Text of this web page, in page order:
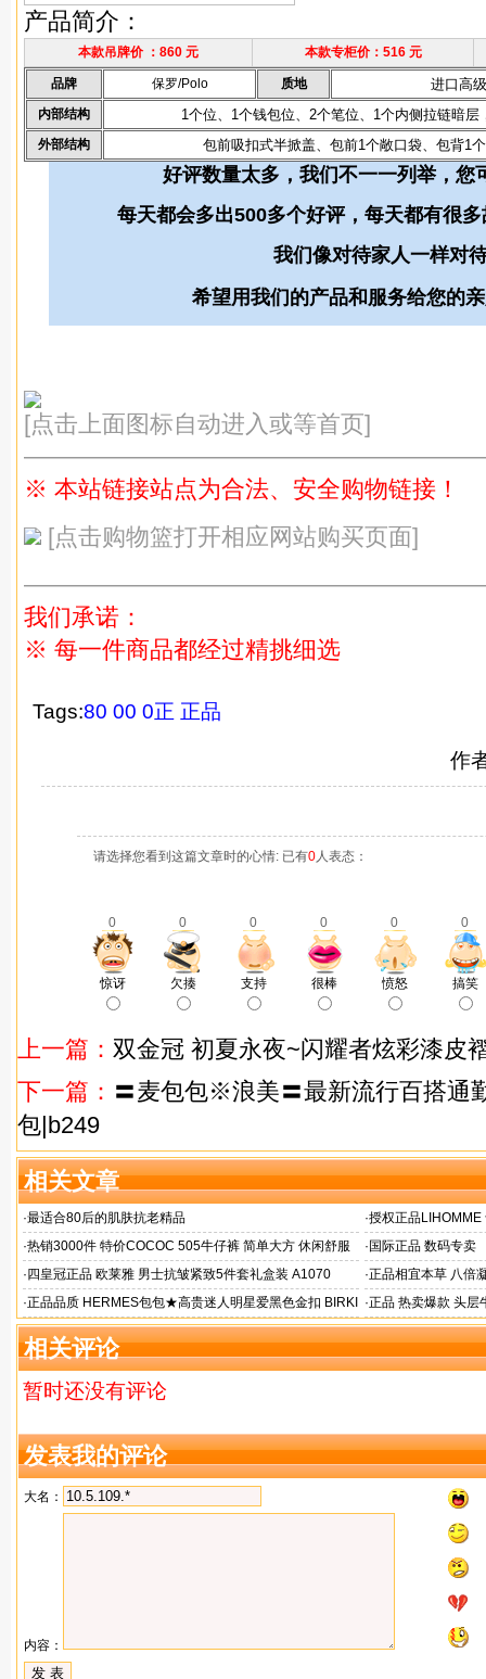
产品简介：
本款吊牌价 ： 860 元 本款专柜价： 516 元
品牌 保罗/Polo 质地 进口高
内部结构 1个位、1个钱包位、2个笔位、1个内侧拉链暗层
外部结构 包前吸扣式半掀盖、包前1个敞口袋、包背1
好评数量太多，我们不一一列举，您
每天都会多出500多个好评，每天都有很
我们像对待家人一样对
希望用我们的产品和服务给您的
[点击上面图标自动进入或等首页]
※ 本站链接站点为合法、安全购物链接！
[点击购物篮打开相应网站购买页面]
我们承诺：
※ 每一件商品都经过精挑细选
Tags:80 00 0正 正品
作
请选择您看到这篇文章时的心情: 已有0人表态：
0 0 0 0 0 0
惊讶 欠揍 支持 很棒 愤怒 搞笑
上一篇： 双金冠 初夏永夜~闪耀者炫彩漆皮
下一篇： 〓麦包包※浪美〓最新流行百搭通
包|b249
相关文章
·最适合80后的肌肤抗老精品 ·授权正品
星黑21111
·热销3000件 特价COCOC 505牛仔裤 简单大方 休闲舒服
版型超好
· 国际正品 数码专卖
· 四皇冠正品 欧莱雅 男士抗皱紧致5件套礼盒装 A1070 ·正品相宜本草 八倍
·正品品质 HERMES包包★高贵迷人明星爱黑色金扣 BIRKI
N 35铂金包
·正品 热卖爆款 头层
相关评论
暂时还没有评论
发表我的评论
大名：
内容：